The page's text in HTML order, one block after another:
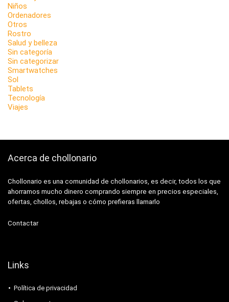
Niños
Ordenadores
Otros
Rostro
Salud y belleza
Sin categoría
Sin categorizar
Smartwatches
Sol
Tablets
Tecnología
Viajes
Acerca de chollonario
Chollonario es una comunidad de chollonarios, es decir, todos los que
ahorramos mucho dinero comprando siempre en precios especiales,
ofertas, chollos, rebajas o cómo prefieras llamarlo
Contactar
Links
Política de privacidad